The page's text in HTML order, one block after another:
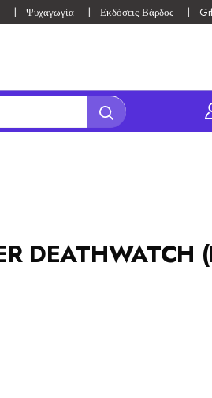
Ψυχαγωγία Εκδόσεις Βάρδος
DEATHWATCH